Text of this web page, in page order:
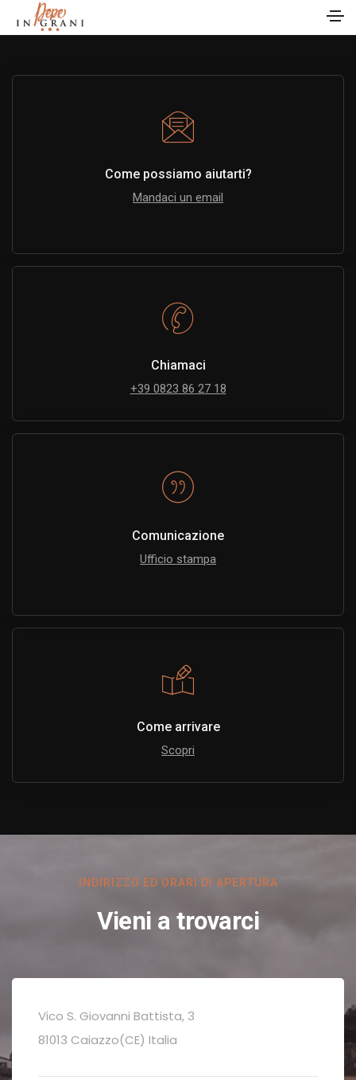
Come possiamo aiutarti?
Mandaci un email
Chiamaci
+39 0823 86 27 18
Comunicazione
Ufficio stampa
Come arrivare
Scopri
INDIRIZZO ED ORARI DI APERTURA
Vieni a trovarci
Vico S. Giovanni Battista, 3
81013 Caiazzo(CE) Italia